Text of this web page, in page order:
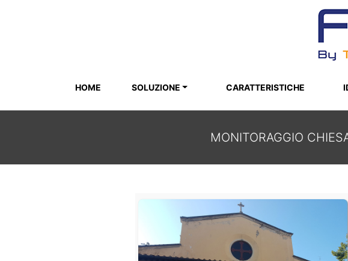
HOME SOLUZIONE CARATTERISTICHE
MONITORAGGIO
MONITORAGGIO CHIESA DEL